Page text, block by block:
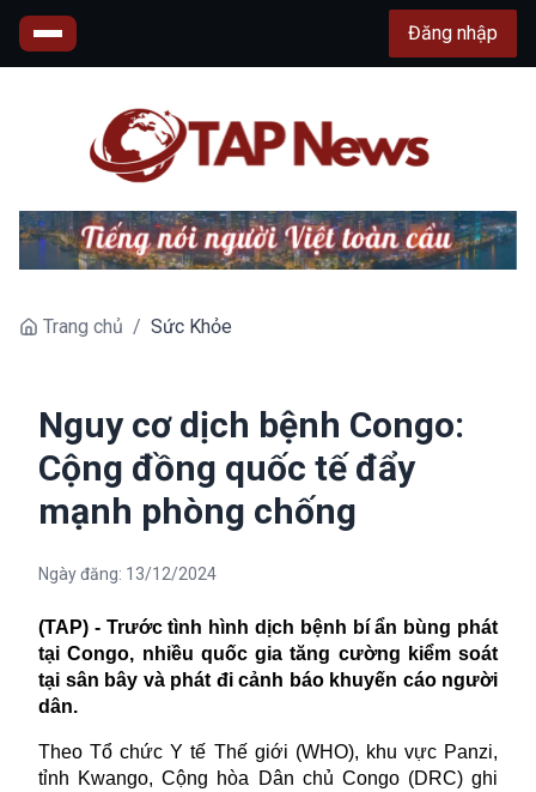
Đăng nhập
Trang chủ / Sức Khỏe
Nguy cơ dịch bệnh Congo:
Cộng đồng quốc tế đẩy
mạnh phòng chống
Ngày đăng: 13/12/2024
(TAP) - Trước tình hình dịch bệnh bí ẩn bùng phát
tại Congo, nhiều quốc gia tăng cường kiểm soát
tại sân bây và phát đi cảnh báo khuyến cáo người
dân.
Theo Tổ chức Y tế Thế giới (WHO), khu vực Panzi,
tỉnh Kwango, Cộng hòa Dân chủ Congo (DRC) ghi